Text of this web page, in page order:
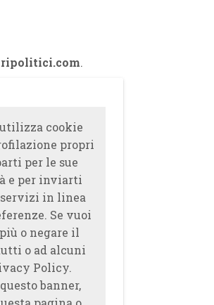
.
cookie
propri
per le sue
e per inviarti
in linea
Se vuoi
o negare il
o ad alcuni
Policy.
banner,